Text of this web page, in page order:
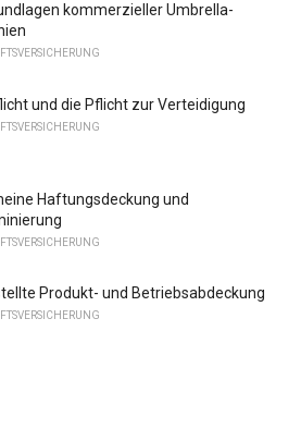
kommerzieller Umbrella-
und die Pflicht zur Verteidigung
Haftungsdeckung und
Produkt- und Betriebsabdeckung